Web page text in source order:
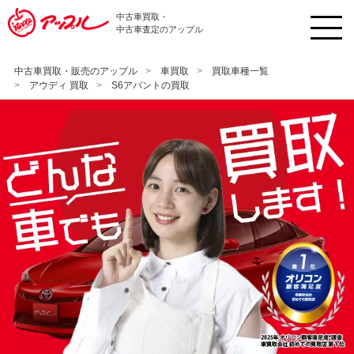
中古車買取・
中古車査定のアップル
中古車買取・販売のアップル 車買取
買取車種一覧
アウディ 買取
S6アバントの買取